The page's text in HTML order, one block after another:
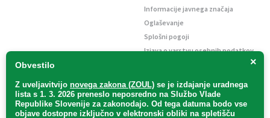
×
Obvestilo
Z uveljavitvijo novega zakona (ZOUL) se je izdajanje uradnega
lista s 1. 3. 2026 preneslo neposredno na Službo Vlade
Republike Slovenije za zakonodajo. Od tega datuma bodo vse
objave dostopne izključno v elektronski obliki na spletišču
Informacije javnega značaja
Oglaševanje
Splošni pogoji
Izjava o varstvu osebnih podatkov